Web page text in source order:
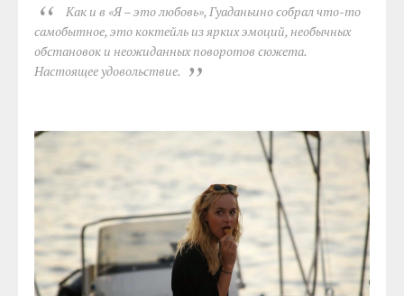
Как и в «Я – это любовь», Гуаданьино собрал что-то
самобытное, это коктейль из ярких эмоций, необычных
обстановок и неожиданных поворотов сюжета.
Настоящее удовольствие.